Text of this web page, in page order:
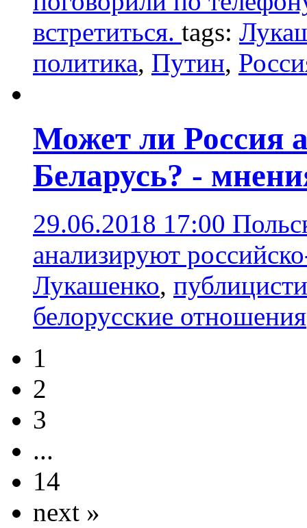
встретиться. tags:
политика, Путин,
Может ли Россия
Беларусь? -
29.06.2018 17:00
анализируют
Лукашенко,
белорусские отношения
1
2
3
...
14
next »